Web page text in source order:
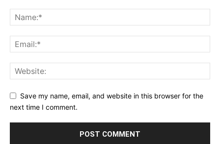
Save my name, email, and website in this browser for the
next time I comment.